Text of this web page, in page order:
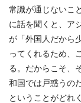
常識が通じないこ
に話を聞くと、ア
が「外国人だから
ってくれるため、
る。だからこそ、
和国では戸惑うの
ということがどれ